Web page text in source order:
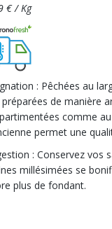
€ / Kg
: Pêchées au
de manière
comme au
permet une
: Conservez vos
millésimées se
plus de fondant.